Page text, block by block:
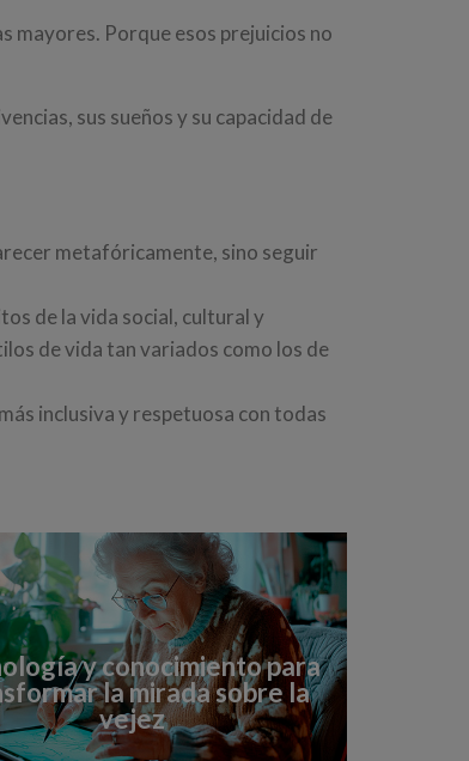
mayores. Porque esos prejuicios no
sus sueños y su capacidad de
metafóricamente, sino seguir
de la vida social, cultural y
de vida tan variados como los de
inclusiva y respetuosa con todas
y conocimiento para
la mirada sobre la
vejez